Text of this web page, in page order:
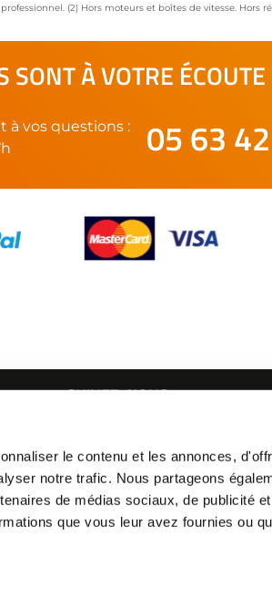
le contenu et les annonces,
notre trafic. Nous partageons
de médias sociaux, de publicité
que vous leur avez fournies ou
(2) Hors moteurs et boîtes de vitesse. Hors
SONT À VOTRE ÉCOUTE
à vos questions :
05 63
SUIVEZ-NOUS